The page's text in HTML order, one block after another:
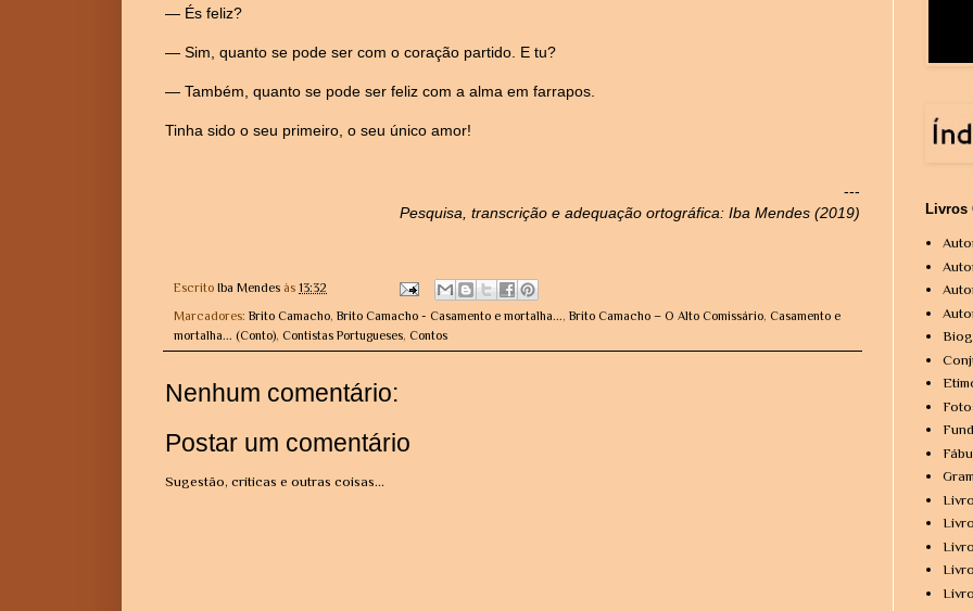
— És feliz?
— Sim, quanto se pode ser com o coração partido. E tu?
— Também, quanto se pode ser feliz com a alma em farrapos.
Tinha sido o seu primeiro, o seu único amor!
---
Pesquisa, transcrição e adequação ortográfica: Iba Mendes (2019)
Escrito Iba Mendes às 13:32
Marcadores: Brito Camacho, Brito Camacho - Casamento e mortalha..., Brito Camacho – O Alto Comissário, Casamento e
mortalha... (Conto), Contistas Portugueses, Contos
Nenhum comentário:
Postar um comentário
Sugestão, críticas e outras coisas...
Livros